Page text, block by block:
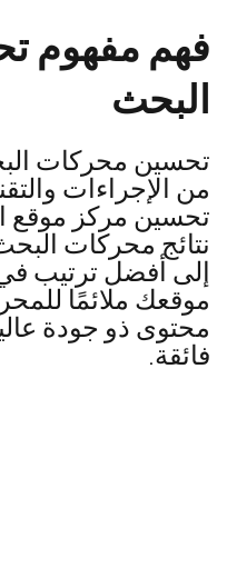
فهم مفهوم
البحث
من الإجراءات
تحسين مركز موقع
نتائج محركات
إلى أفضل ترتيب
موقعك ملائمًا
محتوى ذو جودة
فائقة.